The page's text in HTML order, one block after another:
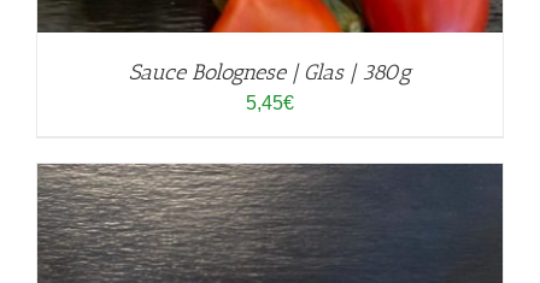
Sauce Bolognese | Glas | 380g
5,45€